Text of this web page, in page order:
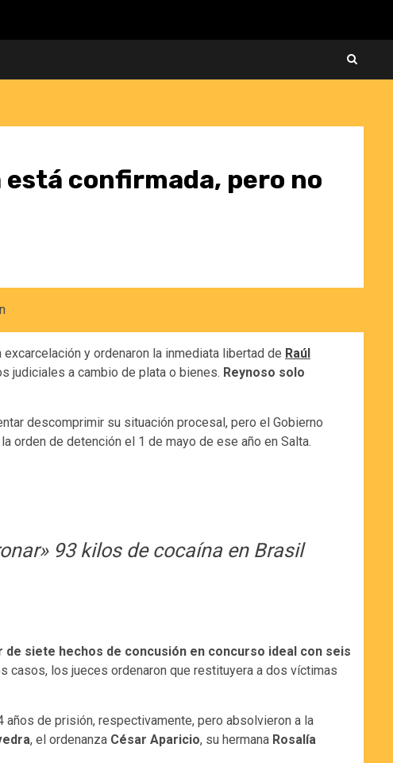
está confirmada, pero no
y ordenaron la inmediata libertad de Raúl
judiciales a cambio de plata o bienes. Reynoso solo
descomprimir su situación procesal, pero el Gobierno
orden de detención el 1 de mayo de ese año en Salta.
93 kilos de cocaína en Brasil
siete hechos de concusión en concurso ideal con seis
casos, los jueces ordenaron que restituyera a dos víctimas
años de prisión, respectivamente, pero absolvieron a la
, el ordenanza César Aparicio, su hermana Rosalía